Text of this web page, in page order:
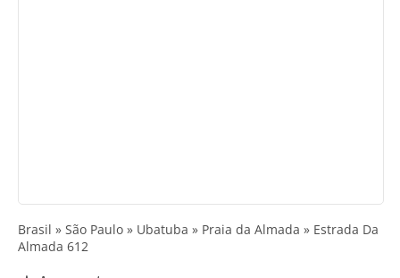
Brasil » São Paulo » Ubatuba » Praia da Almada » Estrada Da
Almada 612